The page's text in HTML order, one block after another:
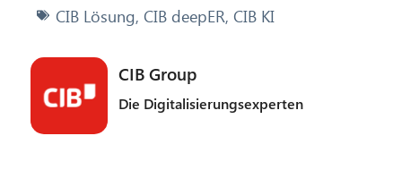
CIB Lösung, CIB deepER, CIB KI
CIB Group
Die Digitalisierungsexperten